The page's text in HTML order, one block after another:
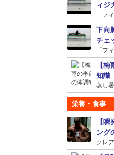
ィジ
「フ
下向
チェ
「フ
【
知識
蒸し
栄養・食事
【
ング
クレ